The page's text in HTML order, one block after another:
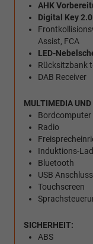
AHK
Digital Key 2.0
Assist, FCA
LED-
Rücksitzbank
DAB Receiver
MULTIMEDIA
Bordcomputer
Radio
Induktions-
Bluetooth
USB Anschluss
Touchscreen
SICHERHEIT:
ABS